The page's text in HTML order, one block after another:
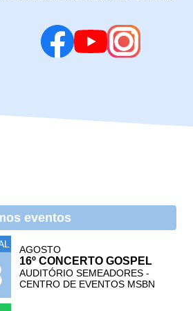
eventos
AGOSTO
16º CONCERTO GOSPEL
AUDITÓRIO SEMEADORES -
CENTRO DE EVENTOS MSBN